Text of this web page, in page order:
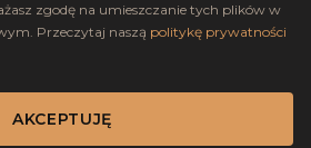
się w fotografowaniu
moje doświadczenie i
sesji. Po drugie,
zgodę na umieszczanie tych plików w
Przeczytaj naszą politykę prywatności
AKCEPTUJĘ